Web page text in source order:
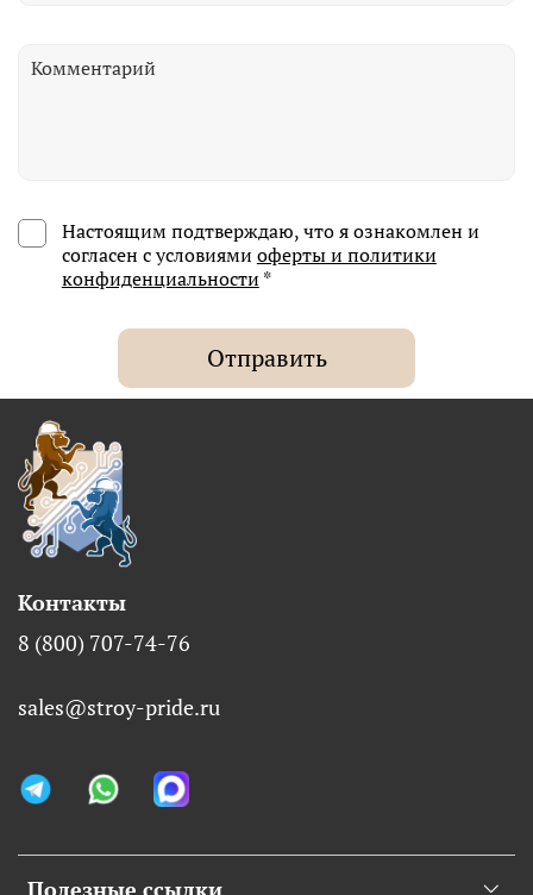
Настоящим подтверждаю, что я ознакомлен и
согласен с условиями оферты и политики
конфиденциальности *
Отправить
Контакты
8 (800) 707-74-76
sales@stroy-pride.ru